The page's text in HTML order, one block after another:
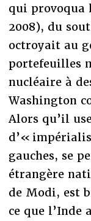
qui
2008), du
octroyait au
portefeuilles
nucléaire à
Washington
Alors qu’il
d’«
gauches, se
étrangère
de Modi, est
ce que l’Inde